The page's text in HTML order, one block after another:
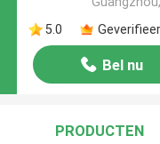
5.0
Bel nu
PRODUCTEN